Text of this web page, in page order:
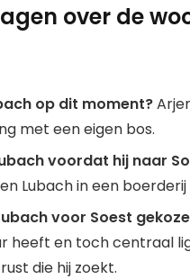
over de
op dit moment?
met een eigen bos.
voordat hij naar
Lubach in een
voor Soest
heeft en toch centraal
die hij zoekt.